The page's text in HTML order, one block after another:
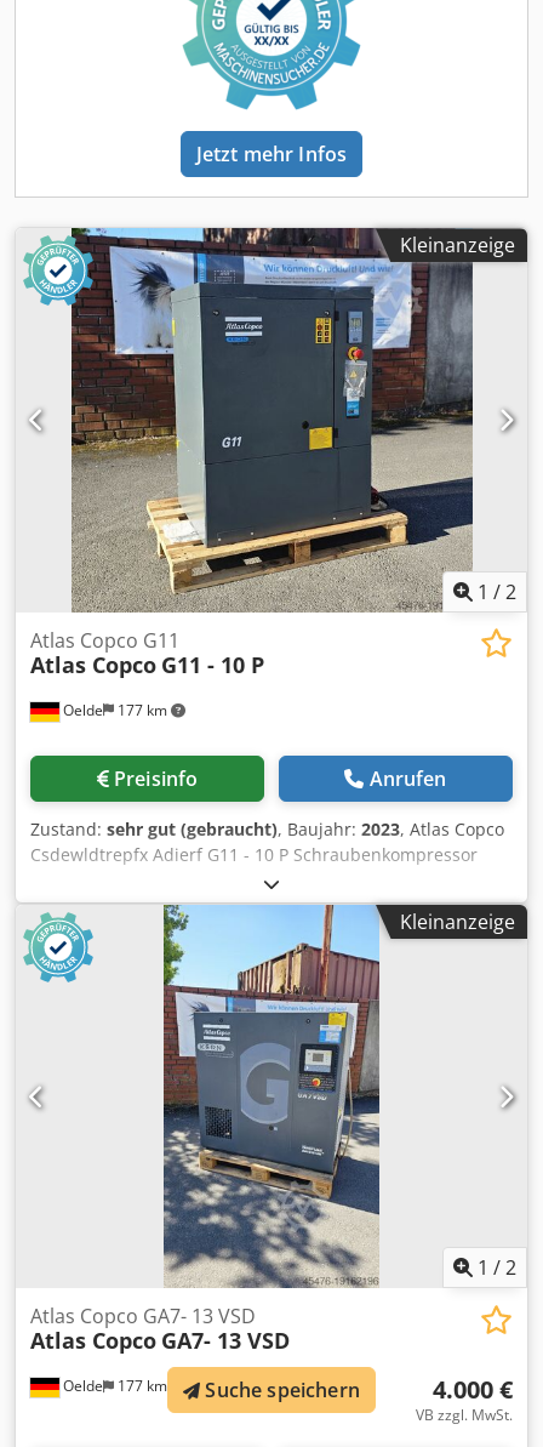
Jetzt mehr Infos
Kleinanzeige
1 /2
Oelde 177 km
Atlas Copco G11
Atlas Copco G11 - 10 P
Preisinfo Anrufen
Zustand: sehr gut (gebraucht), Baujahr: 2023, Atlas Copco
Csdewldtrepfx Adierf G11 - 10 P Schraubenkompressor
Vollautomatische, intern komplett verrohrte und
verdrahtete Kompaktanlage, einstufig öleingespritzt
verdichtend, luftgekühlt, schallgedämpft. Enddruck:
10,00bar Motorleistung: 11,00kW Liefermenge: 1,44m³/min
Kleinanzeige
1 /2
Oelde 177 km
Atlas Copco GA7- 13 VSD
Atlas Copco GA7- 13 VSD
4.000 €
VB zzgl. MwSt.
Suche speichern